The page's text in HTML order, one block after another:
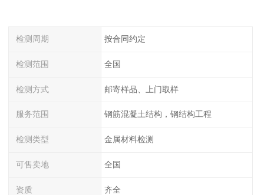
检测周期 按合同约定
检测范围 全国
检测方式 邮寄样品、上门取样
服务范围 钢筋混凝土结构，钢结构工程
检测类型 金属材料检测
可售卖地 全国
资质 齐全